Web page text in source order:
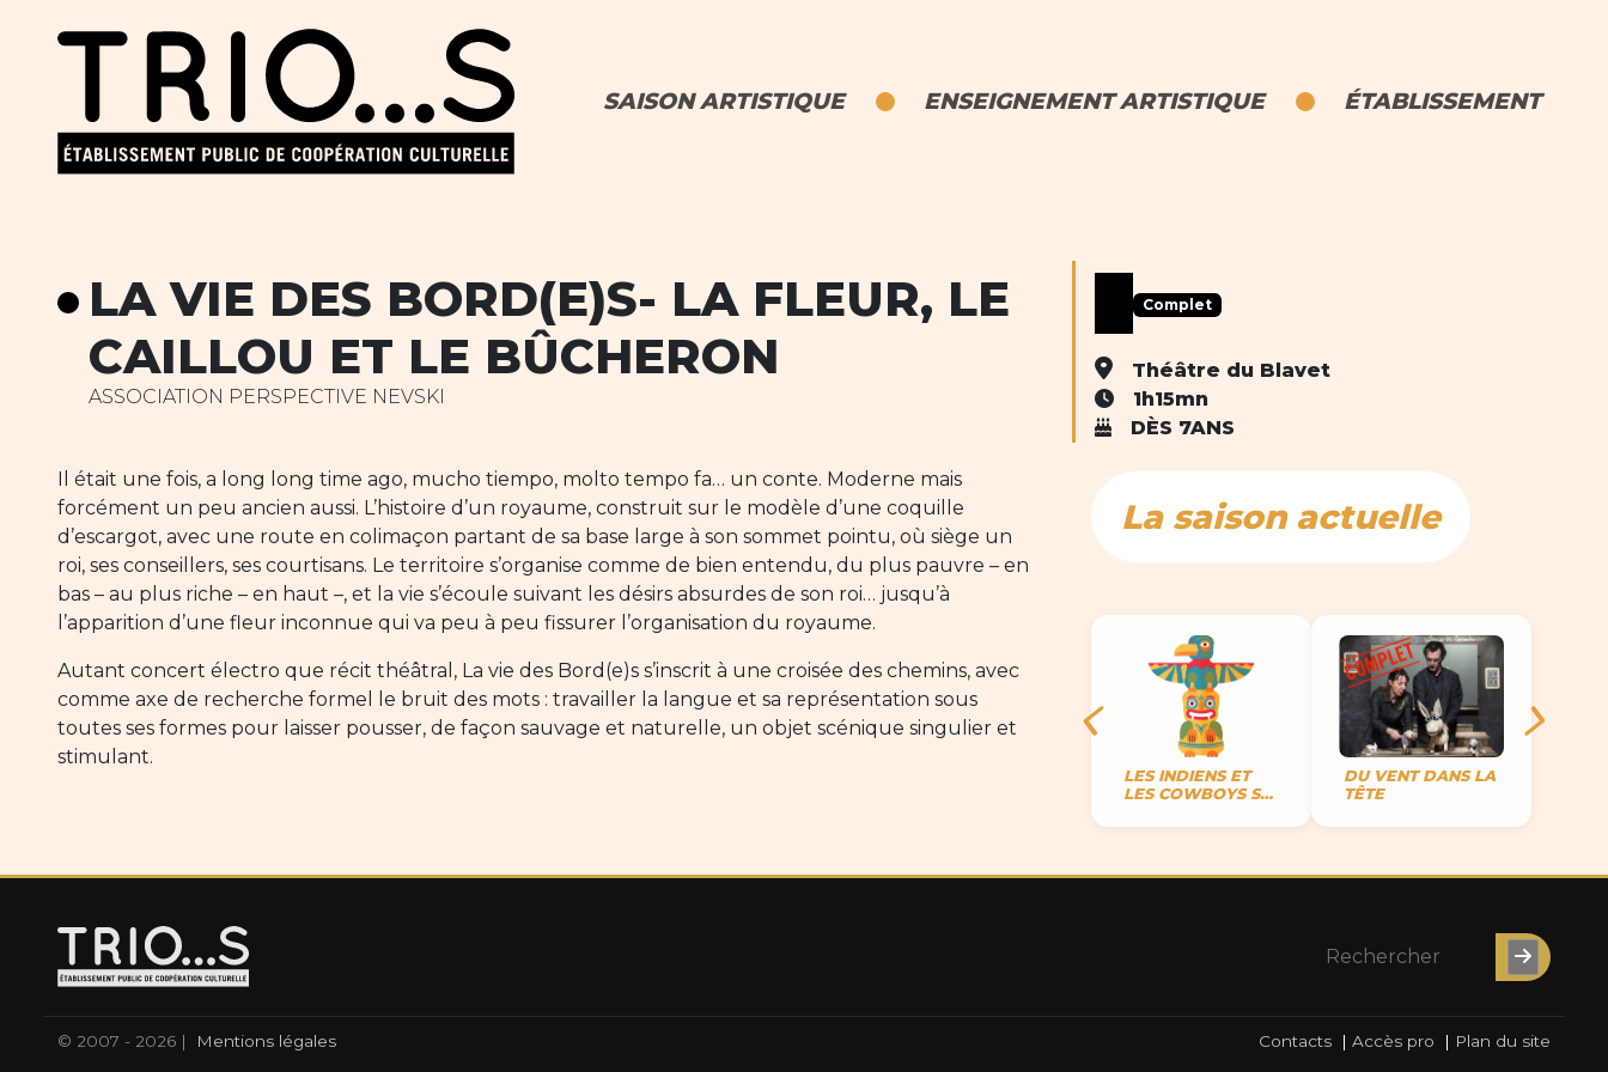
SAISON ARTISTIQUE ENSEIGNEMENT ARTISTIQUE ÉTABLISSEMENT
LA VIE DES BORD(E)S- LA FLEUR, LE
CAILLOU ET LE BÛCHERON
ASSOCIATION PERSPECTIVE NEVSKI
Il était une fois, a long long time ago, mucho tiempo, molto tempo fa… un conte. Moderne mais
forcément un peu ancien aussi. L’histoire d’un royaume, construit sur le modèle d’une coquille
d’escargot, avec une route en colimaçon partant de sa base large à son sommet pointu, où siège un
roi, ses conseillers, ses courtisans. Le territoire s’organise comme de bien entendu, du plus pauvre – en
bas – au plus riche – en haut –, et la vie s’écoule suivant les désirs absurdes de son roi… jusqu’à
l’apparition d’une fleur inconnue qui va peu à peu fissurer l’organisation du royaume.
Autant concert électro que récit théâtral, La vie des Bord(e)s s’inscrit à une croisée des chemins, avec
comme axe de recherche formel le bruit des mots : travailler la langue et sa représentation sous
toutes ses formes pour laisser pousser, de façon sauvage et naturelle, un objet scénique singulier et
stimulant.
Complet
Théâtre du Blavet
1h15mn
DÈS 7ANS
La saison actuelle
LES INDIENS ET
LES COWBOYS SE
SCÈNE
DU VENT DANS LA
TÊTE
© 2007 - 2026 | Mentions légales Contacts | Accès pro | Plan du site